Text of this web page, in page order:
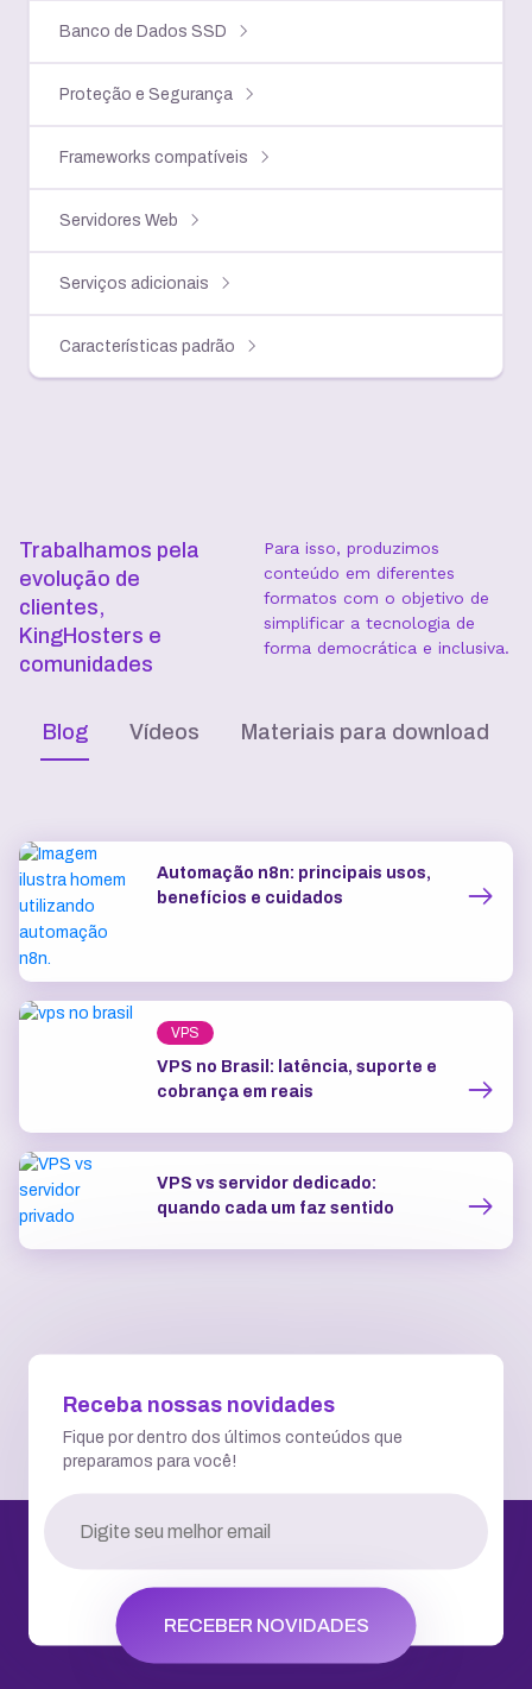
Banco de Dados SSD
Proteção e Segurança
Frameworks compatíveis
Servidores Web
Serviços adicionais
Características padrão
Trabalhamos pela
evolução de
clientes,
KingHosters e
comunidades
Para isso, produzimos
conteúdo em diferentes
formatos com o objetivo de
simplificar a tecnologia de
forma democrática e inclusiva.
Blog Vídeos Materiais para download
Automação n8n: principais usos,
benefícios e cuidados
VPS
VPS no Brasil: latência, suporte e
cobrança em reais
VPS vs servidor dedicado:
quando cada um faz sentido
Receba nossas novidades
Fique por dentro dos últimos conteúdos que
preparamos para você!
RECEBER NOVIDADES